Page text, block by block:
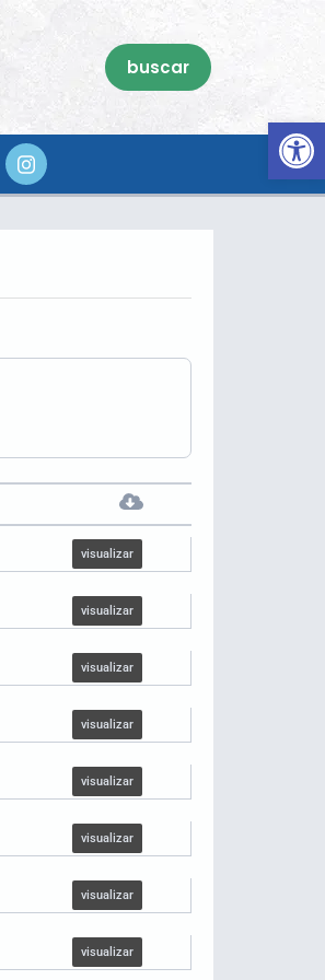
Abrir
buscar
visualizar
visualizar
visualizar
visualizar
visualizar
visualizar
visualizar
visualizar